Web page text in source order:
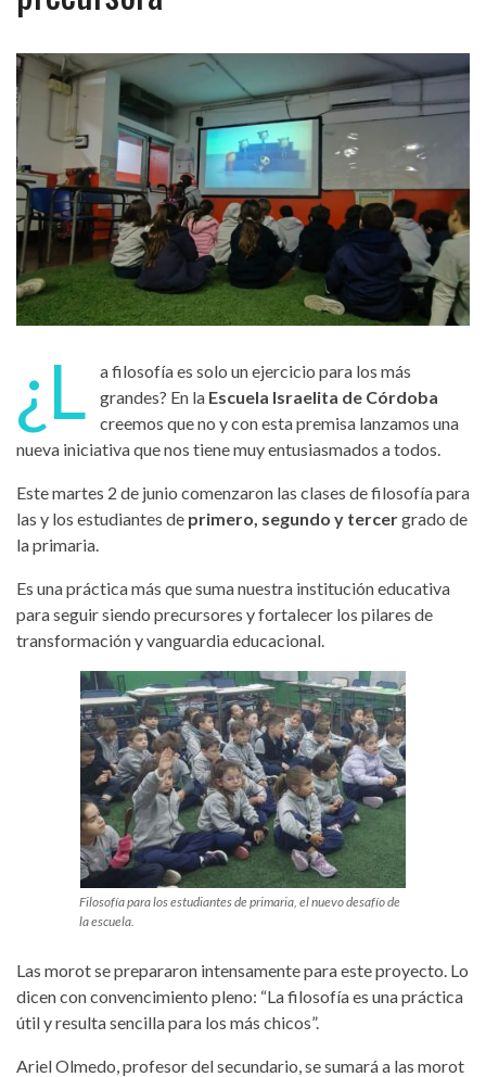
¿L
a filosofía es solo un ejercicio para los más
grandes? En la Escuela Israelita de Córdoba
creemos que no y con esta premisa lanzamos una
nueva iniciativa que nos tiene muy entusiasmados a todos.
Este martes 2 de junio comenzaron las clases de filosofía para
las y los estudiantes de primero, segundo y tercergrado de
la primaria.
Es una práctica más que suma nuestra institución educativa
para seguir siendo precursores y fortalecer los pilares de
transformación y vanguardia educacional.
Filosofía para los estudiantes de primaria, el nuevo desafío de
la escuela.
Las morot se prepararon intensamente para este proyecto. Lo
dicen con convencimiento pleno: “La filosofía es una práctica
útil y resulta sencilla para los más chicos”.
Ariel Olmedo, profesor del secundario, se sumará a las morot